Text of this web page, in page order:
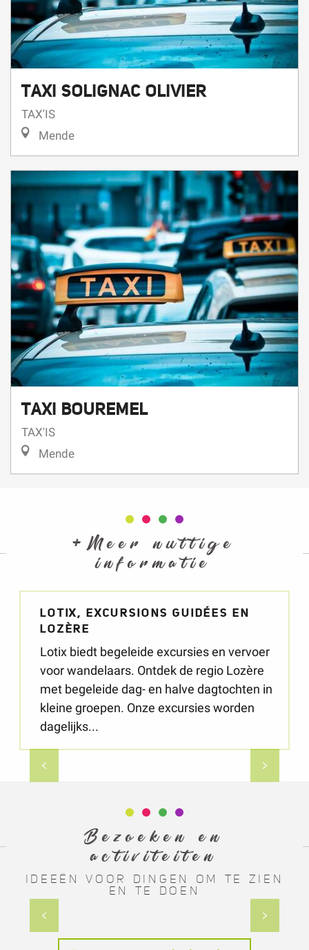
TAXI SOLIGNAC OLIVIER
TAX'IS
Mende
TAXI BOUREMEL
TAX'IS
Mende
+Meer nuttige
informatie
LOTIX, EXCURSIONS GUIDÉES EN
LOZÈRE
Lotix biedt begeleide excursies en vervoer
voor wandelaars. Ontdek de regio Lozère
met begeleide dag- en halve dagtochten in
kleine groepen. Onze excursies worden
dagelijks...
Bezoeken en
activiteiten
IDEEËN VOOR DINGEN OM TE ZIEN
Wat kan ik doen?